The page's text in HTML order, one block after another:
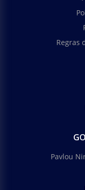
Regras
Pavlou